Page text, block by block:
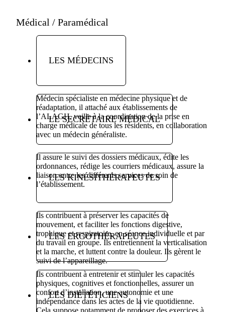
Médical / Paramédical
LES MÉDECINS
Médecin spécialiste en médecine physique et de
réadaptation, il attaché aux établissements de
l’ALAGH, veille à la coordination de la prise en
charge médicale de tous les résidents, en collaboration
avec un médecin généraliste.
LE SECRÉTAIRE MÉDICAL
Il assure le suivi des dossiers médicaux, édite les
ordonnances, rédige les courriers médicaux, assure la
liaison entre les différents services de soin de
l’établissement.
LES KINÉSITHÉRAPEUTES
Ils contribuent à préserver les capacités de
mouvement, et faciliter les fonctions digestive,
trophique et respiratoire, en séance individuelle et par
du travail en groupe. Ils entretiennent la verticalisation
et la marche, et luttent contre la douleur. Ils gèrent le
suivi de l’appareillage.
LES ERGOTHÉRAPEUTES
Ils contribuent à entretenir et stimuler les capacités
physiques, cognitives et fonctionnelles, assurer un
confort d’installation, une autonomie et une
indépendance dans les actes de la vie quotidienne.
LES DIÉTÉTICIENS